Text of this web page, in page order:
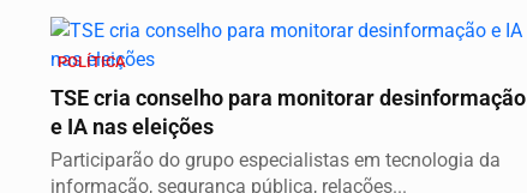
POLÍTICA
TSE cria conselho para monitorar desinformação
e IA nas eleições
Participarão do grupo especialistas em tecnologia da
informação, segurança pública, relações...